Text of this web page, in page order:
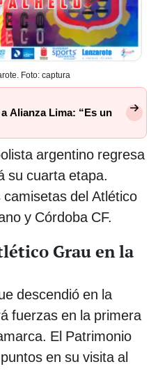
Foto: captura
Alianza Lima: “Es un
argentino regresa
su cuarta etapa.
del Atlético
y Córdoba CF.
Grau en la
descendió en la
fuerzas en la primera
El Patrimonio
en su visita al